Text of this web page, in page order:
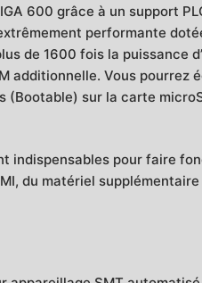
600 grâce à un support
performante
de 1600 fois la puissance
additionnelle. Vous pourrez
(Bootable) sur la carte
indispensables pour faire
du matériel